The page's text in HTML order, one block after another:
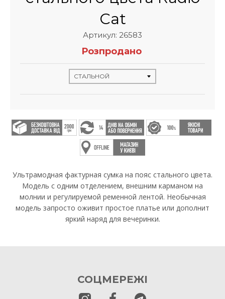
Cat
Артикул: 26583
Розпродано
Ультрамодная фактурная сумка на пояс стального цвета.
Модель с одним отделением, внешним карманом на
молнии и регулируемой ременной лентой. Необычная
модель запросто оживит простое платье или дополнит
яркий наряд для вечеринки.
СОЦМЕРЕЖІ